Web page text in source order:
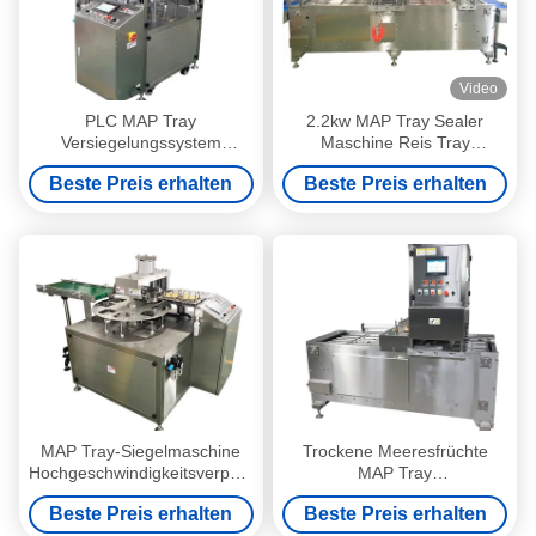
PLC MAP Tray
Versiegelungssystem
Maschine für
Lebensmittelverpackungen
Beste Preis erhalten
Video
2.2kw MAP Tray Sealer
Maschine Reis Tray
Versiegelung System mit
PLC-Steuerungssystem
Beste Preis erhalten
MAP Tray-Siegelmaschine
Hochgeschwindigkeitsverpackungsmaterial
für Marshmallows in Bechern
Beste Preis erhalten
Trockene Meeresfrüchte
MAP Tray
Versiegelungssystem Max
Versiegelung Größe
Beste Preis erhalten